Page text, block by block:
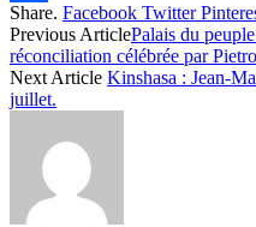
Share
Share. Facebook Twitter
Previous ArticlePalais du
réconciliation célébrée par
Next Article Kinshasa : Jean-
juillet.